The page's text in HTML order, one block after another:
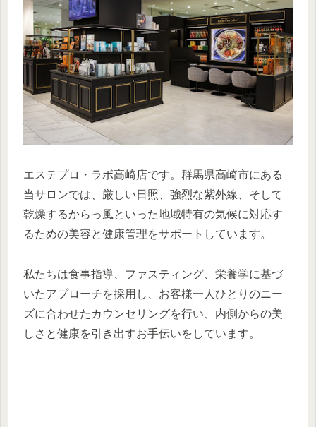
エステプロ・ラボ高崎店です。群馬県高崎市にある
当サロンでは、厳しい日照、強烈な紫外線、そして
乾燥するからっ風といった地域特有の気候に対応す
るための美容と健康管理をサポートしています。
私たちは食事指導、ファスティング、栄養学に基づ
いたアプローチを採用し、お客様一人ひとりのニー
ズに合わせたカウンセリングを行い、内側からの美
しさと健康を引き出すお手伝いをしています。